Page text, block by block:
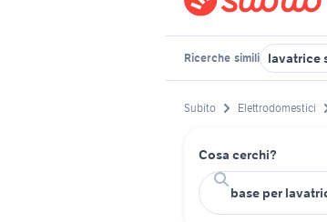
Ricerche simili lavatrice
Subito Elettrodomestici
Cosa cerchi?